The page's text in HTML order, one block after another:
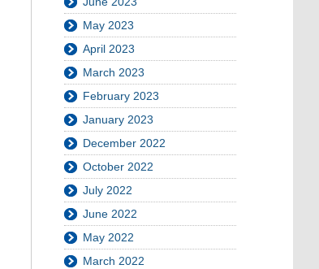
May 2023
April 2023
March 2023
February 2023
January 2023
December 2022
October 2022
July 2022
June 2022
May 2022
March 2022